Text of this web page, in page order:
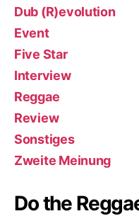
Dub (R)evolution
Event
Five Star
Interview
Reggae
Review
Sonstiges
Zweite Meinung
Do the